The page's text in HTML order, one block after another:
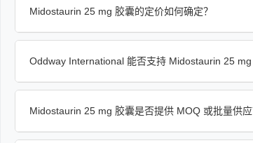
Midostaurin 25 mg 胶囊的定价如何确定？
Oddway International 能否支持 Midostaurin 25 mg
Midostaurin 25 mg 胶囊是否提供 MOQ 或批量供应